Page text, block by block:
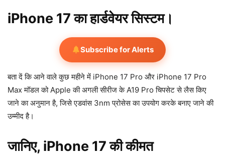
iPhone 17 का हार्डवेयर सिस्टम।
Subscribe for Alerts
बता दें कि आने वाले कुछ महीने में iPhone 17 Pro और iPhone 17 Pro
Max मॉडल को Apple की अगली सीरीज के A19 Pro चिपसेट से लैस किए
जाने का अनुमान है, जिसे एडवांस 3nm प्रोसेस का उपयोग करके बनाए जाने की
उम्मीद है।
जानिए, iPhone 17 की कीमत